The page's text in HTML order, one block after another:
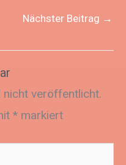
Nächster Beitrag →
nicht veröffentlicht.
* markiert